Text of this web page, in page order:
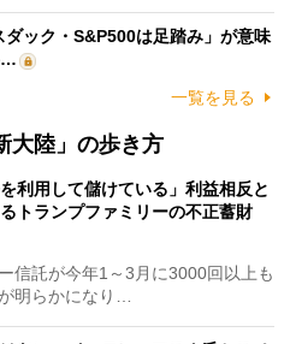
ダック・S&P500は足踏み」が意味
…
一覧を見る
大陸」の歩き方
を利用して儲けている」利益相反と
トランプファミリーの不正蓄財
信託が今年1～3月に3000回以上も
明らかになり…